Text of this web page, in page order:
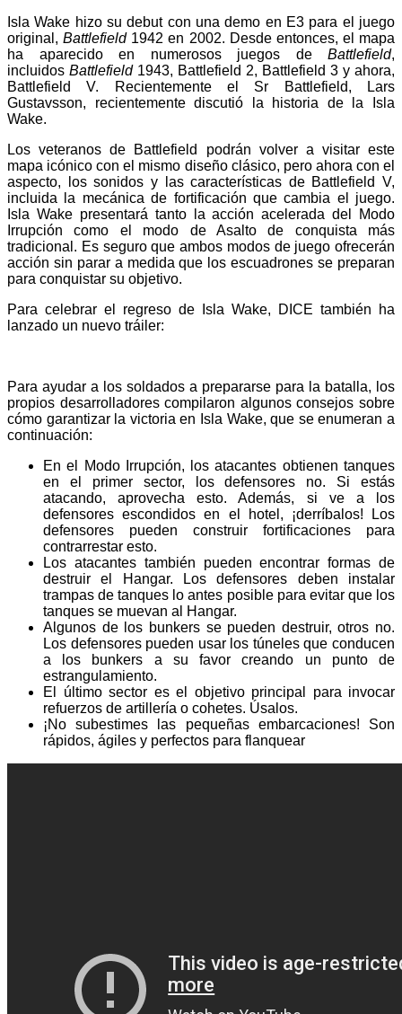
Isla Wake hizo su debut con una demo en E3 para el juego
original,Battlefield1942 en 2002. Desde entonces, el mapa
ha aparecido en numerosos juegos de Battlefield,
incluidos Battlefield 1943, Battlefield 2, Battlefield 3 y ahora,
Battlefield V. Recientemente el Sr Battlefield, Lars
Gustavsson, recientemente discutió la historia de la Isla
Wake.
Los veteranos de Battlefield podrán volver a visitar este
mapa icónico con el mismo diseño clásico, pero ahora con el
aspecto, los sonidos y las características de Battlefield V,
incluida la mecánica de fortificación que cambia el juego.
Isla Wake presentará tanto la acción acelerada del Modo
Irrupción como el modo de Asalto de conquista más
tradicional. Es seguro que ambos modos de juego ofrecerán
acción sin parar a medida que los escuadrones se preparan
para conquistar su objetivo.
Para celebrar el regreso de Isla Wake, DICE también ha
lanzado un nuevo tráiler:
Para ayudar a los soldados a prepararse para la batalla, los
propios desarrolladores compilaron algunos consejos sobre
cómo garantizar la victoria en Isla Wake, que se enumeran a
continuación:
En el Modo Irrupción, los atacantes obtienen tanques
en el primer sector, los defensores no. Si estás
atacando, aprovecha esto. Además, si ve a los
defensores escondidos en el hotel, ¡derríbalos! Los
defensores pueden construir fortificaciones para
contrarrestar esto.
Los atacantes también pueden encontrar formas de
destruir el Hangar. Los defensores deben instalar
trampas de tanques lo antes posible para evitar que los
tanques se muevan al Hangar.
Algunos de los bunkers se pueden destruir, otros no.
Los defensores pueden usar los túneles que conducen
a los bunkers a su favor creando un punto de
estrangulamiento.
El último sector es el objetivo principal para invocar
refuerzos de artillería o cohetes. Úsalos.
¡No subestimes las pequeñas embarcaciones! Son
rápidos, ágiles y perfectos para flanquear